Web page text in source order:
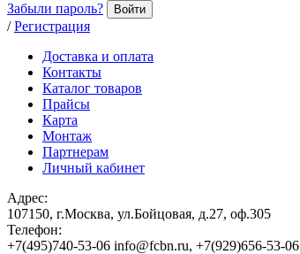
Забыли пароль? Войти
/ Регистрация
Доставка и оплата
Контакты
Каталог товаров
Прайсы
Карта
Монтаж
Партнерам
Личный кабинет
Адрес:
107150, г.Москва, ул.Бойцовая, д.27, оф.305
Телефон:
+7(495)740-53-06 info@fcbn.ru, +7(929)656-53-06